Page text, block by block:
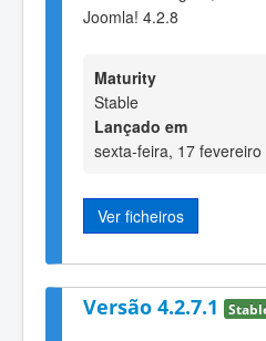
Joomla! 4.2.8
Maturity
Stable
Lançado em
sexta-feira, 17
Ver ficheiros
Versão 4.2.7.1